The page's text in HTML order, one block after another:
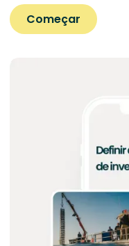
Começar